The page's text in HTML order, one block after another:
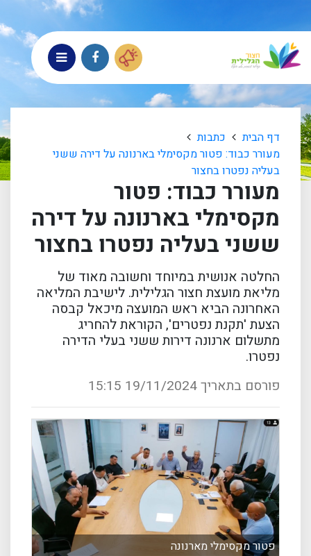
דף הבית
כתבות
מעורר כבוד: פטור מקסימלי בארנונה על דירה ששני
בעליה נפטרו בחצור
מעורר כבוד: פטור
מקסימלי בארנונה על דירה
ששני בעליה נפטרו בחצור
החלטה אנושית במיוחד וחשובה מאוד של
מליאת מועצת חצור הגלילית. לישיבת המליאה
האחרונה הביא ראש המועצה מיכאל קבסה
הצעת 'תקנת נפטרים', הקוראת להחריג
מתשלום ארנונה דירות ששני בעלי הדירה
נפטרו.
פורסם בתאריך 19/11/2024 15:15
פטור מקסימלי מארנונה